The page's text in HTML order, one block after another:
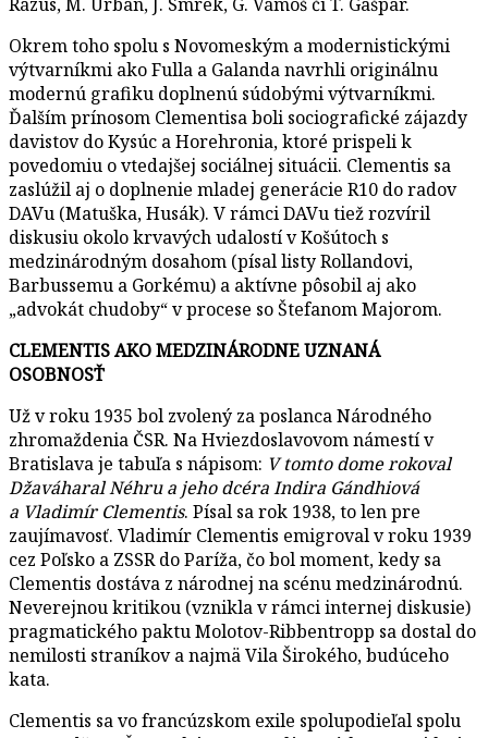
Okrem toho spolu s Novomeským a modernistickými
výtvarníkmi ako Fulla a Galanda navrhli originálnu
modernú grafiku doplnenú súdobými výtvarníkmi.
Ďalším prínosom Clementisa boli sociografické zájazdy
davistov do Kysúc a Horehronia, ktoré prispeli k
povedomiu o vtedajšej sociálnej situácii. Clementis sa
zaslúžil aj o doplnenie mladej generácie R10 do radov
DAVu (Matuška, Husák). V rámci DAVu tiež rozvíril
diskusiu okolo krvavých udalostí v Košútoch s
medzinárodným dosahom (písal listy Rollandovi,
Barbussemu a Gorkému) a aktívne pôsobil aj ako
„advokát chudoby“ v procese so Štefanom Majorom.
CLEMENTIS AKO MEDZINÁRODNE UZNANÁ
OSOBNOSŤ
Už v roku 1935 bol zvolený za poslanca Národného
zhromaždenia ČSR. Na Hviezdoslavovom námestí v
Bratislava je tabuľa s nápisom: V tomto dome rokoval
Džaváharal Néhru a jeho dcéra Indira Gándhiová
a Vladimír Clementis. Písal sa rok 1938, to len pre
zaujímavosť. Vladimír Clementis emigroval v roku 1939
cez Poľsko a ZSSR do Paríža, čo bol moment, kedy sa
Clementis dostáva z národnej na scénu medzinárodnú.
Neverejnou kritikou (vznikla v rámci internej diskusie)
pragmatického paktu Molotov-Ribbentropp sa dostal do
nemilosti straníkov a najmä Vila Širokého, budúceho
kata.
Clementis sa vo francúzskom exile spolupodieľal spolu